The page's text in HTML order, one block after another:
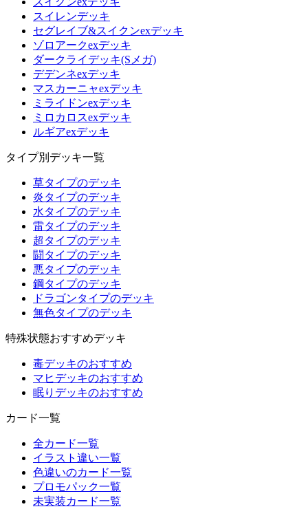
スイレンデッキ
セグレイブ&スイクンexデッキ
ゾロアークexデッキ
ダークライデッキ(Sメガ)
デデンネexデッキ
マスカーニャexデッキ
ミライドンexデッキ
ミロカロスexデッキ
ルギアexデッキ
タイプ別デッキ一覧
草タイプのデッキ
炎タイプのデッキ
水タイプのデッキ
雷タイプのデッキ
超タイプのデッキ
闘タイプのデッキ
悪タイプのデッキ
鋼タイプのデッキ
ドラゴンタイプのデッキ
無色タイプのデッキ
特殊状態おすすめデッキ
毒デッキのおすすめ
マヒデッキのおすすめ
眠りデッキのおすすめ
カード一覧
全カード一覧
イラスト違い一覧
色違いのカード一覧
プロモパック一覧
未実装カード一覧